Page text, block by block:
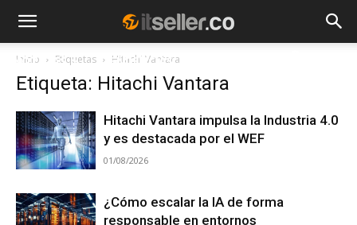
NOTICIAS TENDENCIAS
Inicio Etiquetas Hitachi Vantara
Etiqueta: Hitachi Vantara
Hitachi Vantara impulsa la Industria 4.0
y es destacada por el WEF
01/08/2026
¿Cómo escalar la IA de forma
responsable en entornos